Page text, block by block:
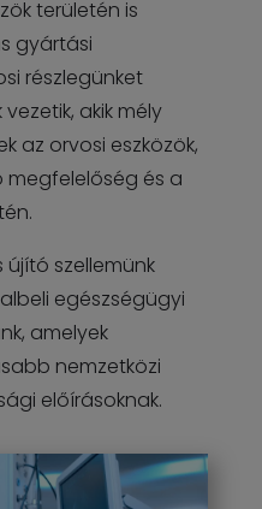
területén is
gyártási
részlegünket
akik mély
az orvosi eszközök,
megfelelőség és a
szellemünk
egészségügyi
amelyek
nemzetközi
előírásoknak.